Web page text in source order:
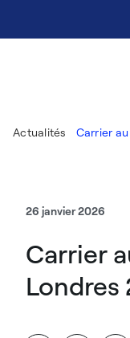
Actualités Carrier
26 janvier 2026
Carrier
Londres